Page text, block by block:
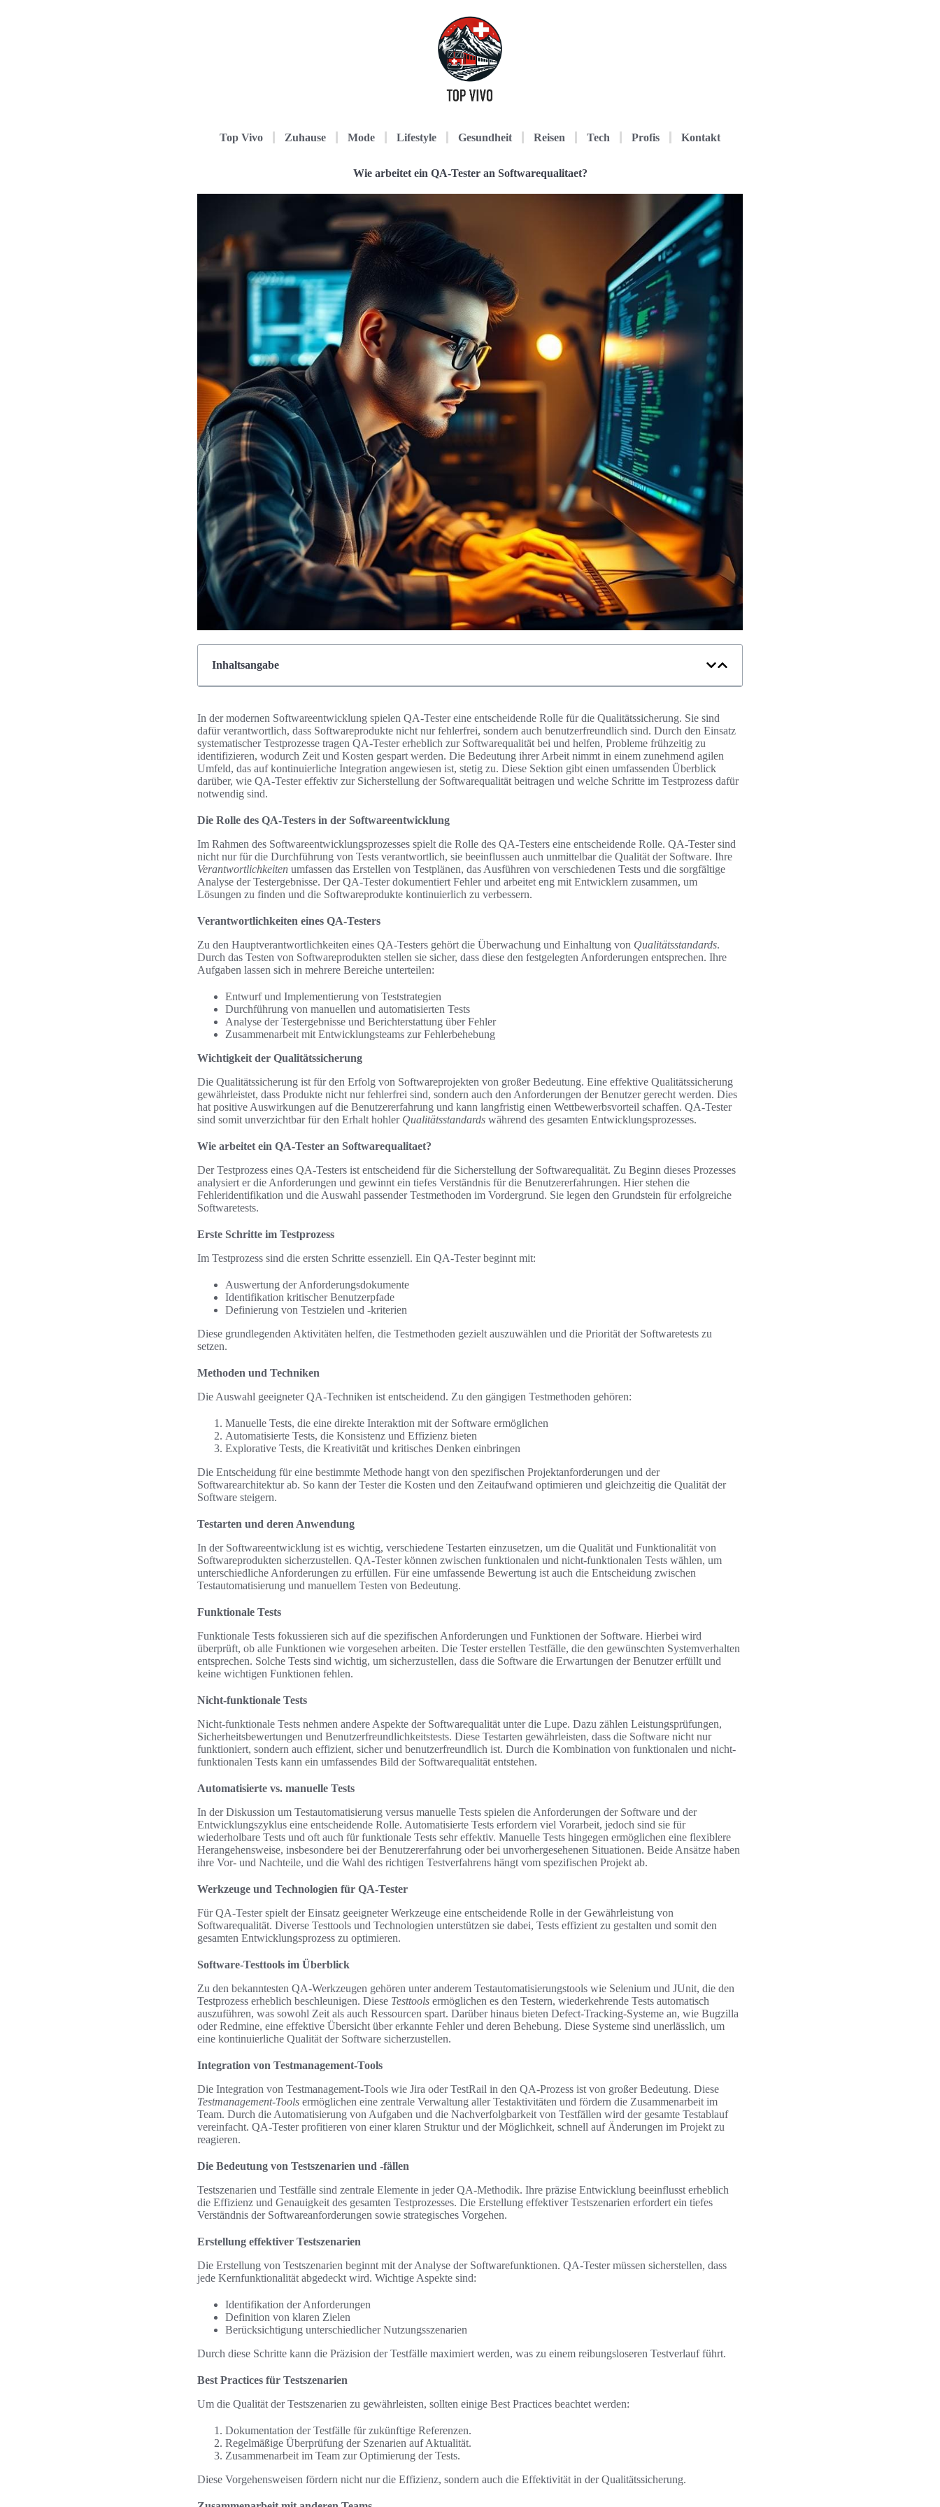
Top Vivo Zuhause Mode Lifestyle Gesundheit Reisen Tech Profis Kontakt
Wie arbeitet ein QA-Tester an Softwarequalitaet?
Inhaltsangabe
In der modernen Softwareentwicklung spielen QA-Tester eine entscheidende Rolle für die Qualitätssicherung. Sie sind
dafür verantwortlich, dass Softwareprodukte nicht nur fehlerfrei, sondern auch benutzerfreundlich sind. Durch den Einsatz
systematischer Testprozesse tragen QA-Tester erheblich zur Softwarequalität bei und helfen, Probleme frühzeitig zu
identifizieren, wodurch Zeit und Kosten gespart werden. Die Bedeutung ihrer Arbeit nimmt in einem zunehmend agilen
Umfeld, das auf kontinuierliche Integration angewiesen ist, stetig zu. Diese Sektion gibt einen umfassenden Überblick
darüber, wie QA-Tester effektiv zur Sicherstellung der Softwarequalität beitragen und welche Schritte im Testprozess dafür
notwendig sind.
Die Rolle des QA-Testers in der Softwareentwicklung
Im Rahmen des Softwareentwicklungsprozesses spielt die Rolle des QA-Testers eine entscheidende Rolle. QA-Tester sind
nicht nur für die Durchführung von Tests verantwortlich, sie beeinflussen auch unmittelbar die Qualität der Software. Ihre
Verantwortlichkeiten umfassen das Erstellen von Testplänen, das Ausführen von verschiedenen Tests und die sorgfältige
Analyse der Testergebnisse. Der QA-Tester dokumentiert Fehler und arbeitet eng mit Entwicklern zusammen, um
Lösungen zu finden und die Softwareprodukte kontinuierlich zu verbessern.
Verantwortlichkeiten eines QA-Testers
Zu den Hauptverantwortlichkeiten eines QA-Testers gehört die Überwachung und Einhaltung von Qualitätsstandards.
Durch das Testen von Softwareprodukten stellen sie sicher, dass diese den festgelegten Anforderungen entsprechen. Ihre
Aufgaben lassen sich in mehrere Bereiche unterteilen:
Entwurf und Implementierung von Teststrategien
Durchführung von manuellen und automatisierten Tests
Analyse der Testergebnisse und Berichterstattung über Fehler
Zusammenarbeit mit Entwicklungsteams zur Fehlerbehebung
Wichtigkeit der Qualitätssicherung
Die Qualitätssicherung ist für den Erfolg von Softwareprojekten von großer Bedeutung. Eine effektive Qualitätssicherung
gewährleistet, dass Produkte nicht nur fehlerfrei sind, sondern auch den Anforderungen der Benutzer gerecht werden. Dies
hat positive Auswirkungen auf die Benutzererfahrung und kann langfristig einen Wettbewerbsvorteil schaffen. QA-Tester
sind somit unverzichtbar für den Erhalt hohler Qualitätsstandards während des gesamten Entwicklungsprozesses.
Wie arbeitet ein QA-Tester an Softwarequalitaet?
Der Testprozess eines QA-Testers ist entscheidend für die Sicherstellung der Softwarequalität. Zu Beginn dieses Prozesses
analysiert er die Anforderungen und gewinnt ein tiefes Verständnis für die Benutzererfahrungen. Hier stehen die
Fehleridentifikation und die Auswahl passender Testmethoden im Vordergrund. Sie legen den Grundstein für erfolgreiche
Softwaretests.
Erste Schritte im Testprozess
Im Testprozess sind die ersten Schritte essenziell. Ein QA-Tester beginnt mit:
Auswertung der Anforderungsdokumente
Identifikation kritischer Benutzerpfade
Definierung von Testzielen und -kriterien
Diese grundlegenden Aktivitäten helfen, die Testmethoden gezielt auszuwählen und die Priorität der Softwaretests zu
setzen.
Methoden und Techniken
Die Auswahl geeigneter QA-Techniken ist entscheidend. Zu den gängigen Testmethoden gehören:
Manuelle Tests, die eine direkte Interaktion mit der Software ermöglichen
Automatisierte Tests, die Konsistenz und Effizienz bieten
Explorative Tests, die Kreativität und kritisches Denken einbringen
Die Entscheidung für eine bestimmte Methode hangt von den spezifischen Projektanforderungen und der
Softwarearchitektur ab. So kann der Tester die Kosten und den Zeitaufwand optimieren und gleichzeitig die Qualität der
Software steigern.
Testarten und deren Anwendung
In der Softwareentwicklung ist es wichtig, verschiedene Testarten einzusetzen, um die Qualität und Funktionalität von
Softwareprodukten sicherzustellen. QA-Tester können zwischen funktionalen und nicht-funktionalen Tests wählen, um
unterschiedliche Anforderungen zu erfüllen. Für eine umfassende Bewertung ist auch die Entscheidung zwischen
Testautomatisierung und manuellem Testen von Bedeutung.
Funktionale Tests
Funktionale Tests fokussieren sich auf die spezifischen Anforderungen und Funktionen der Software. Hierbei wird
überprüft, ob alle Funktionen wie vorgesehen arbeiten. Die Tester erstellen Testfälle, die den gewünschten Systemverhalten
entsprechen. Solche Tests sind wichtig, um sicherzustellen, dass die Software die Erwartungen der Benutzer erfüllt und
keine wichtigen Funktionen fehlen.
Nicht-funktionale Tests
Nicht-funktionale Tests nehmen andere Aspekte der Softwarequalität unter die Lupe. Dazu zählen Leistungsprüfungen,
Sicherheitsbewertungen und Benutzerfreundlichkeitstests. Diese Testarten gewährleisten, dass die Software nicht nur
funktioniert, sondern auch effizient, sicher und benutzerfreundlich ist. Durch die Kombination von funktionalen und nicht-
funktionalen Tests kann ein umfassendes Bild der Softwarequalität entstehen.
Automatisierte vs. manuelle Tests
In der Diskussion um Testautomatisierung versus manuelle Tests spielen die Anforderungen der Software und der
Entwicklungszyklus eine entscheidende Rolle. Automatisierte Tests erfordern viel Vorarbeit, jedoch sind sie für
wiederholbare Tests und oft auch für funktionale Tests sehr effektiv. Manuelle Tests hingegen ermöglichen eine flexiblere
Herangehensweise, insbesondere bei der Benutzererfahrung oder bei unvorhergesehenen Situationen. Beide Ansätze haben
ihre Vor- und Nachteile, und die Wahl des richtigen Testverfahrens hängt vom spezifischen Projekt ab.
Werkzeuge und Technologien für QA-Tester
Für QA-Tester spielt der Einsatz geeigneter Werkzeuge eine entscheidende Rolle in der Gewährleistung von
Softwarequalität. Diverse Testtools und Technologien unterstützen sie dabei, Tests effizient zu gestalten und somit den
gesamten Entwicklungsprozess zu optimieren.
Software-Testtools im Überblick
Zu den bekanntesten QA-Werkzeugen gehören unter anderem Testautomatisierungstools wie Selenium und JUnit, die den
Testprozess erheblich beschleunigen. Diese Testtools ermöglichen es den Testern, wiederkehrende Tests automatisch
auszuführen, was sowohl Zeit als auch Ressourcen spart. Darüber hinaus bieten Defect-Tracking-Systeme an, wie Bugzilla
oder Redmine, eine effektive Übersicht über erkannte Fehler und deren Behebung. Diese Systeme sind unerlässlich, um
eine kontinuierliche Qualität der Software sicherzustellen.
Integration von Testmanagement-Tools
Die Integration von Testmanagement-Tools wie Jira oder TestRail in den QA-Prozess ist von großer Bedeutung. Diese
Testmanagement-Tools ermöglichen eine zentrale Verwaltung aller Testaktivitäten und fördern die Zusammenarbeit im
Team. Durch die Automatisierung von Aufgaben und die Nachverfolgbarkeit von Testfällen wird der gesamte Testablauf
vereinfacht. QA-Tester profitieren von einer klaren Struktur und der Möglichkeit, schnell auf Änderungen im Projekt zu
reagieren.
Die Bedeutung von Testszenarien und -fällen
Testszenarien und Testfälle sind zentrale Elemente in jeder QA-Methodik. Ihre präzise Entwicklung beeinflusst erheblich
die Effizienz und Genauigkeit des gesamten Testprozesses. Die Erstellung effektiver Testszenarien erfordert ein tiefes
Verständnis der Softwareanforderungen sowie strategisches Vorgehen.
Erstellung effektiver Testszenarien
Die Erstellung von Testszenarien beginnt mit der Analyse der Softwarefunktionen. QA-Tester müssen sicherstellen, dass
jede Kernfunktionalität abgedeckt wird. Wichtige Aspekte sind:
Identifikation der Anforderungen
Definition von klaren Zielen
Berücksichtigung unterschiedlicher Nutzungsszenarien
Durch diese Schritte kann die Präzision der Testfälle maximiert werden, was zu einem reibungsloseren Testverlauf führt.
Best Practices für Testszenarien
Um die Qualität der Testszenarien zu gewährleisten, sollten einige Best Practices beachtet werden:
Dokumentation der Testfälle für zukünftige Referenzen.
Regelmäßige Überprüfung der Szenarien auf Aktualität.
Zusammenarbeit im Team zur Optimierung der Tests.
Diese Vorgehensweisen fördern nicht nur die Effizienz, sondern auch die Effektivität in der Qualitätssicherung.